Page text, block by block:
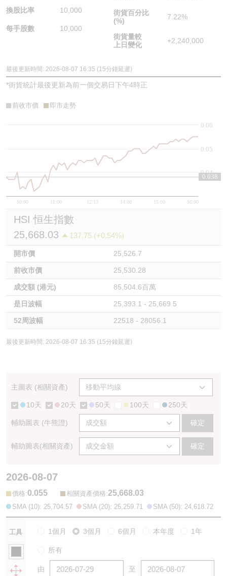
換股比率 10,000
每手股數 10,000
街貨百分比
(%)
7.22%
街貨量較
上日變化
+2,240,000
最後更新時間: 2026-08-07 16:35 (15分鐘延遲)
*街貨統計最後更新為前一個交易日下午4時正
前收市價 即市走勢
10:00 11:00 12/13 14:00 15:00 16:00
0.04
0.05
0.06
0.038
HSI 恒生指數
25,668.03
137.75 (+0.54%)
開市價 25,526.7
前收市價 25,530.28
成交額 (港元) 85,504.6百萬
是日波幅 25,393.1 - 25,669.5
52周波幅 22518 - 28056.1
最後更新時間: 2026-08-07 16:35 (15分鐘延遲)
主圖表 (相關資產)
10天 20天 50天 100天 250天
輔助圖表 (牛熊證) 確定
輔助圖表(相關資產) 確定
2026-08-07
價格:0.055 相關資產價格:25,668.03
SMA (10): 25,704.57 SMA (20): 25,259.71 SMA (50): 24,618.72
工具 1個月 3個月 6個月 本年度 1年
所有
由 至